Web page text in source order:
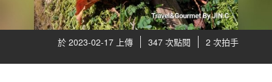
於 2023-02-17 上傳 347 次點閱 2 次拍手